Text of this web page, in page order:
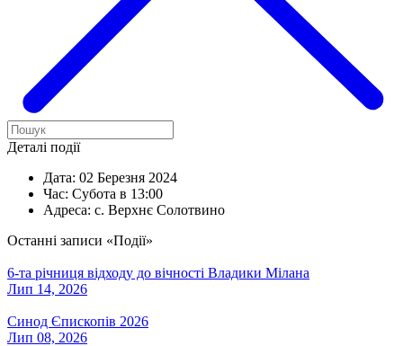
Деталі події
Дата: 02 Березня 2024
Час: Субота в 13:00
Адреса: с. Верхнє Солотвино
Останні записи «Події»
6-та річниця відходу до вічності Владики Мілана
Лип 14, 2026
Синод Єпископів 2026
Лип 08, 2026